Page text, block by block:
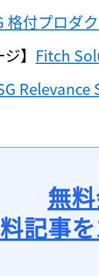
格付プロダ
】 Fitch
無
記事